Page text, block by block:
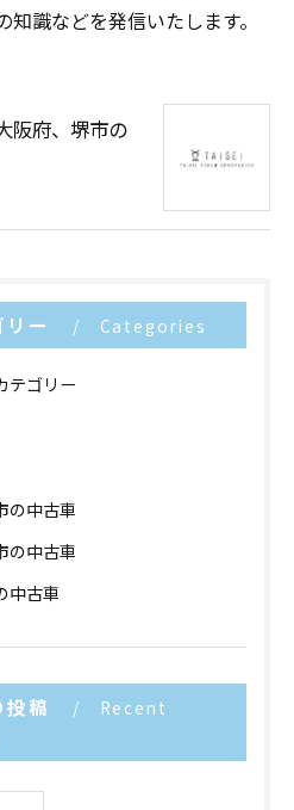
識などを発信いたします。
阪府、堺市の
ー Categories
テゴリー
の中古車
の中古車
中古車
投稿
Recent